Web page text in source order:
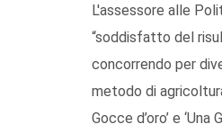
L'assessore alle
“soddisfatto del
concorrendo per
metodo di
Gocce d’oro’ e